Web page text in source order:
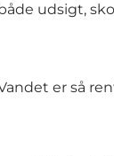
udsigt,
er så